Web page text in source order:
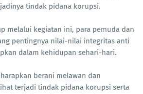
tindak pidana korupsi.
melalui kegiatan ini, para pemuda dan
pentingnya nilai-nilai integritas anti
dalam kehidupan sehari-hari.
berani melawan dan
terjadi tindak pidana korupsi serta